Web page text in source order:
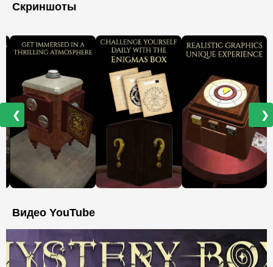
Скриншоты
❮ ❯
Видео YouTube